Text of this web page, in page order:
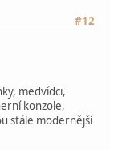
#12
medvídci,
konzole,
stále modernější